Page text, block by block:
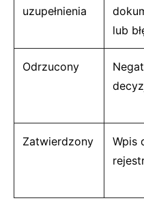
uzupełnienia
lub
Odrzucony
Zatwierdzony
Wpis